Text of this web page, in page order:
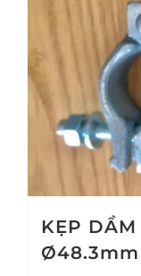
KẸP DẦM
Ø48.3mm